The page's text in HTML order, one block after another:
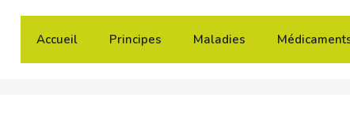
Accueil Principes Maladies